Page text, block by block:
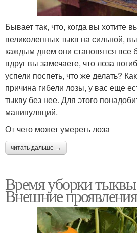
Бывает так, что, когда вы хотите
великолепных тыкв на сильной,
каждым днем они становятся все
вдруг вы замечаете, что лоза
успели поспеть, что же делать?
причина гибели лозы, у вас еще
тыкву без нее. Для этого
манипуляций.
От чего может умереть лоза
читать дальше →
Время уборки тыквы
Внешние проявления